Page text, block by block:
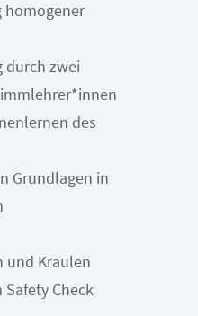
homogener
durch zwei
des
Grundlagen in
und Kraulen
Safety Check